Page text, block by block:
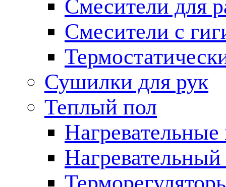
Смесители для
Смесители с
Сушилки для рук
Теплый пол
Нагревательный